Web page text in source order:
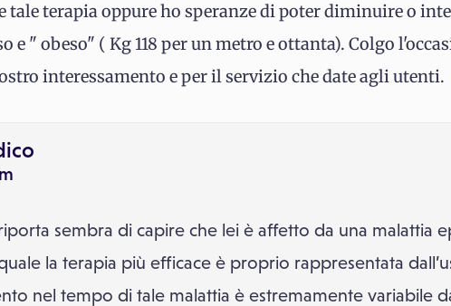
tale terapia oppure ho speranze di poter diminuire o
e " obeso" ( Kg 118 per un metro e ottanta). Colgo
interessamento e per il servizio che date agli utenti.
sembra di capire che lei è affetto da una malattia
la terapia più efficace è proprio rappresentata
nel tempo di tale malattia è estremamente variabile